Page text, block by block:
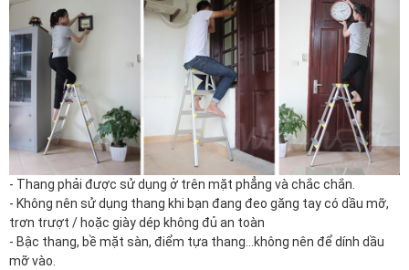
- Thang phải được sử dụng ở trên mặt phẳng và chắc chắn.
- Không nên sử dụng thang khi bạn đang đeo găng tay có dầu mỡ,
trơn trượt / hoặc giày dép không đủ an toàn
- Bậc thang, bề mặt sàn, điểm tựa thang...không nên để dính dầu
mỡ vào.